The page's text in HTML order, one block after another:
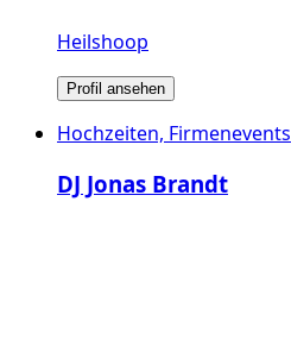
Heilshoop
Profil ansehen
Hochzeiten, Firmenevents
DJ Jonas Brandt